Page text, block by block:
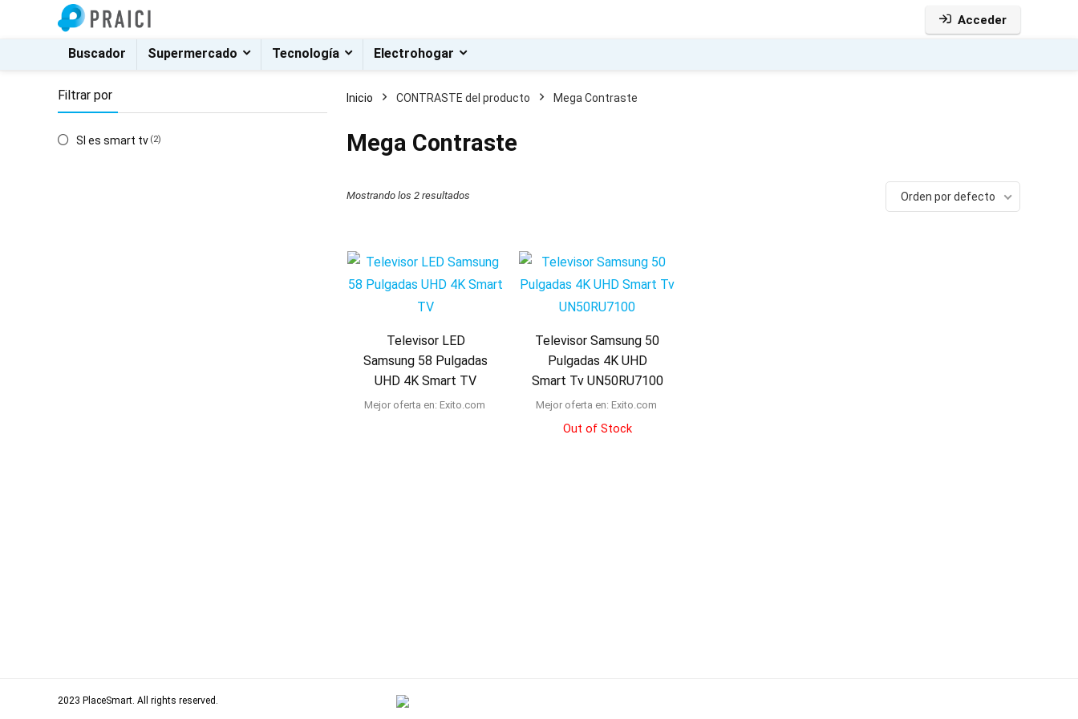
Acceder
Buscador Supermercado Tecnología Electrohogar
Filtrar por
SI es smart tv (2)
Inicio CONTRASTE del producto Mega Contraste
Mega Contraste
Mostrando los 2 resultados Orden por defecto
Televisor LED
Samsung 58 Pulgadas
UHD 4K Smart TV
Mejor oferta en: exito.com
Televisor Samsung 50
Pulgadas 4K UHD
Smart Tv UN50RU7100
Mejor oferta en: exito.com
Out of Stock
2023 PlaceSmart. All rights reserved.